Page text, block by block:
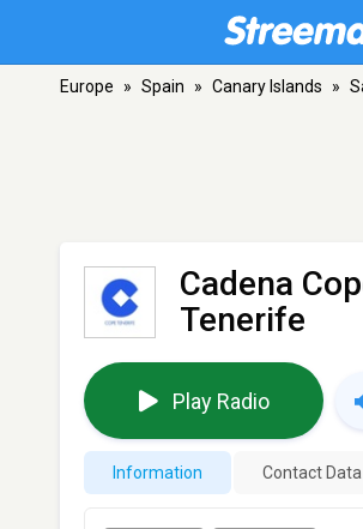
Europe » Spain » Canary Islands »
Cadena
Tenerife
Play Radio
Information Contact Data